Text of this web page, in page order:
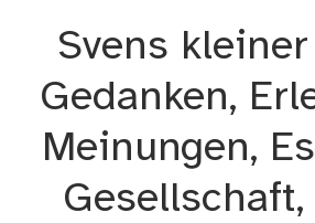
Svens
Gedanken,
Meinungen,
Gesellschaft,